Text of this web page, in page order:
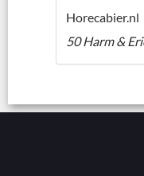
Horecabier.nl
50 Harm &